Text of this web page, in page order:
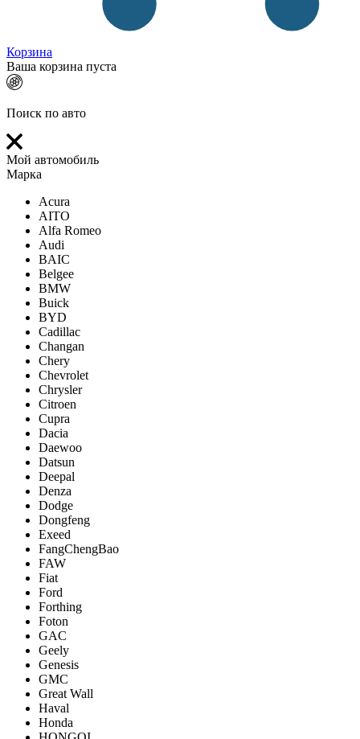
Корзина
Ваша корзина пуста
Поиск по авто
Мой автомобиль
Марка
Acura
AITO
Alfa Romeo
Audi
BAIC
Belgee
BMW
Buick
BYD
Cadillac
Changan
Chery
Chevrolet
Chrysler
Citroen
Cupra
Dacia
Daewoo
Datsun
Deepal
Denza
Dodge
Dongfeng
Exeed
FangChengBao
FAW
Fiat
Ford
Forthing
Foton
GAC
Geely
Genesis
GMC
Great Wall
Haval
Honda